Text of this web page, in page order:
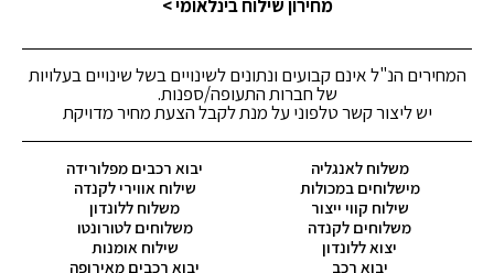
מחירון שילוח בינלאומי >
המחירים הנ"ל אינם קבועים ונתונים לשינויים בשל שינויים בעלויות
של חברות התעופה/ספנות.
יש ליצור קשר טלפוני על מנת לקבל הצעת מחיר מדויקת
משלוח לאנגליה
יבוא רכבים מפלורידה
מישלוחים במכולות
שילוח אווירי לקנדה
שילוח קווי ייצור
משלוח ללונדון
משלוחים לקנדה
משלוחים לטורונטו
יצוא ללונדון
שילוח אומנות
יבוא רכב
יבוא רכבים מאירופה